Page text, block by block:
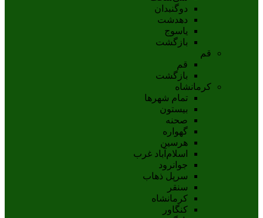
دوگنبدان
دهدشت
ياسوج
بازگشت
قم
قم
بازگشت
کرمانشاه
تمام شهر‌ها
بیستون
صحنه
گهواره
هرسین
اسلام‌‌آباد غرب
جوانرود
سرپل ذهاب
سنقر
کرمانشاه
کنگاور